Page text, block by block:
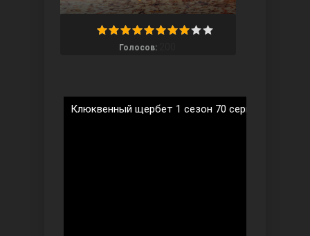
Голосов:
Клюквенный щербет 1 сезон 70 серия на